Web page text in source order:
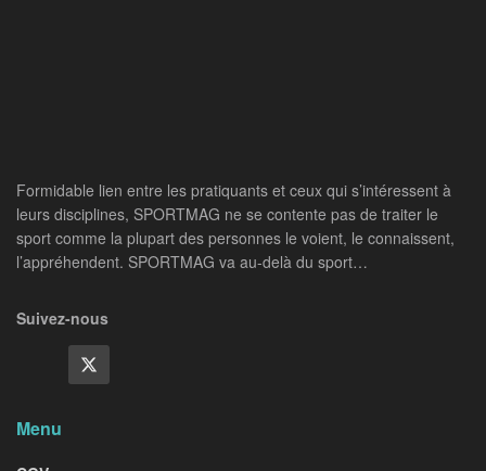
Formidable lien entre les pratiquants et ceux qui s’intéressent à
leurs disciplines, SPORTMAG ne se contente pas de traiter le
sport comme la plupart des personnes le voient, le connaissent,
l’appréhendent. SPORTMAG va au-delà du sport…
Suivez-nous
Menu